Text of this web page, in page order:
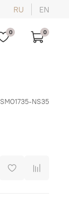
RU EN
0 0
NS35